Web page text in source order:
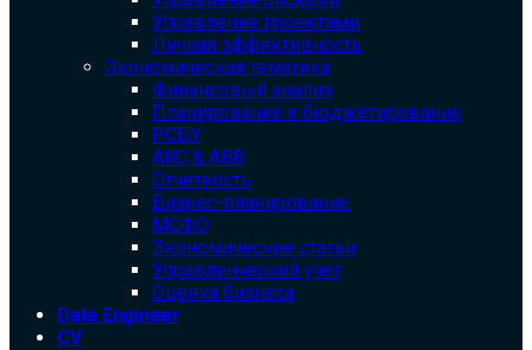
Управление проектами
Личная эффективность
Экономическая тематика
Финансовый анализ
Планирование и бюджетирование
РСБУ
ABC & ABB
Отчетность
Бизнес-планирование
МСФО
Экономические статьи
Управленческий учет
Оценка бизнеса
Data Engineer
CV